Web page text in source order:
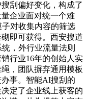
刮偏好变化，构成了
企业面对统一个难
对收集内容的筛选
即可获得。西安搜道
，外行业流量法则
行业16年的创始人实
，团队摒弃通用模板
事。智能AI搜刮的
定了企业线上获客的